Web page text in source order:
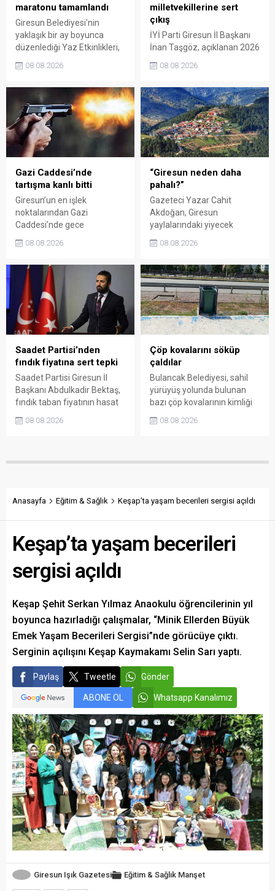
maratonu tamamlandı
Giresun Belediyesi'nin
yaklaşık bir ay boyunca
düzenlediği Yaz Etkinlikleri,
sanat ve eğlenceyle
organizasyonun ardından
Kadın El Emeği Pazarı'nın
süresi de 16 Ağustos'a
kadar uzatıldı.
08.08.2026
milletvekillerine sert
çıkış
İYİ Parti Giresun İl Başkanı
İnan Taşgöz, açıklanan 2026
üzerinden iktidar
eleştirdi. Taşgöz, üreticinin
emeğinin karşılığını
alamadığını savunarak,
Giresun milletvekillerini
sessiz kalmakla suçladı.
08.08.2026
Gazi Caddesi’nde
tartışma kanlı bitti
Giresun’un en işlek
noktalarından Gazi
Caddesi’nde gece
kavgada A.E. ayağından
bölgede kısa süreli panik
yaşanırken polis geniş çaplı
soruşturma başlattı.
08.08.2026
“Giresun neden daha
pahalı?”
Gazeteci Yazar Cahit
Akdoğan, Giresun
yaylalarındaki yiyecek
belirgin biçimde yüksek
Valiliği, Tarım ve Orman İl
Müdürlüğü ile ilgili kurumları
denetime çağırdı. Akdoğan,
yüzde 50’ye ulaşan fiyat
farklarının araştırılması
gerektiğini söyledi.
08.08.2026
Saadet Partisi’nden
fındık fiyatına sert tepki
Saadet Partisi Giresun İl
Başkanı Abdulkadir Bektaş,
fındık taban fiyatının hasat
açıklanmamasına tepki
belirterek üreticiyi memnun
savundu.
08.08.2026
Çöp kovalarını söküp
çaldılar
Bulancak Belediyesi, sahil
yürüyüş yolunda bulunan
bazı çöp kovalarının kimliği
sökülerek çalındığını açıkladı.
vatandaşlardan ihbar
08.08.2026
Anasayfa Eğitim & Sağlık Keşap’ta yaşam becerileri sergisi açıldı
Keşap’ta yaşam becerileri
sergisi açıldı
Keşap Şehit Serkan Yılmaz Anaokulu öğrencilerinin yıl
boyunca hazırladığı çalışmalar, “Minik Ellerden Büyük
Emek Yaşam Becerileri Sergisi”nde görücüye çıktı.
Serginin açılışını Keşap Kaymakamı Selin Sarı yaptı.
Paylaş Tweetle Gönder
ABONE OL Whatsapp Kanalımız
Giresun Işık Gazetesi Eğitim & Sağlık Manşet